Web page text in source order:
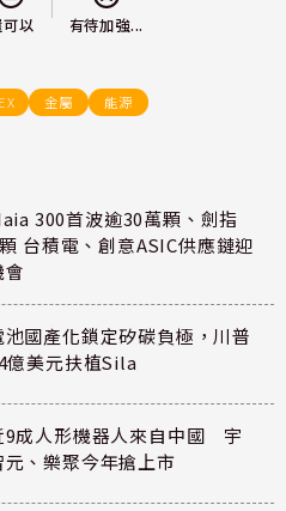
以 有待加強...
金屬 能源
300首波逾30萬顆、劍指
台積電、創意ASIC供應鏈迎
國產化鎖定矽碳負極，川普
億美元扶植Sila
9成人形機器人來自中國 宇
元、樂聚今年搶上市